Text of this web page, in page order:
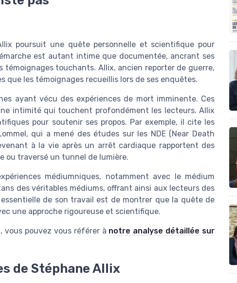
poursuit une quête personnelle et scientifique pour
est autant intime que documentée, ancrant ses
témoignages touchants. Allix, ancien reporter de guerre,
que les témoignages recueillis lors de ses enquêtes.
ayant vécu des expériences de mort imminente. Ces
intimité qui touchent profondément les lecteurs. Allix
pour soutenir ses propos. Par exemple, il cite les
qui a mené des études sur les NDE (Near Death
à la vie après un arrêt cardiaque rapportent des
ou traversé un tunnel de lumière.
médiumniques, notamment avec le médium
des véritables médiums, offrant ainsi aux lecteurs des
de son travail est de montrer que la quête de
une approche rigoureuse et scientifique.
vous pouvez vous référer à notre analyse détaillée sur
de Stéphane Allix